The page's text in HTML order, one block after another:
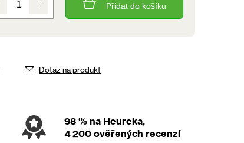
Přidat do košíku
Dotaz na produkt
98 %na Heureka,
4 200 ověřených recenzí